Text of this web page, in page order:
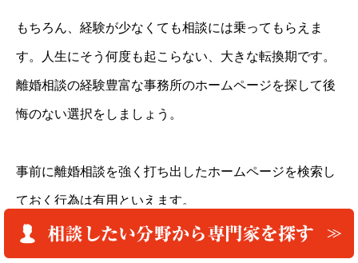
もちろん、経験が少なくても相談には乗ってもらえま
す。人生にそう何度も起こらない、大きな転換期です。
離婚相談の経験豊富な事務所のホームページを探して後
悔のない選択をしましょう。
事前に離婚相談を強く打ち出したホームページを検索し
ておく行為は有用といえます。
離婚は専門家との相性も重要になってきますので、まず